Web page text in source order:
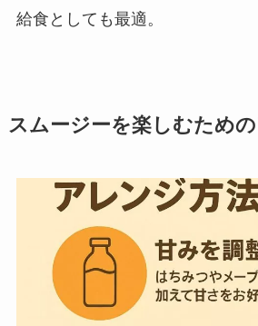
給食としても最適。
スムージーを楽しむため